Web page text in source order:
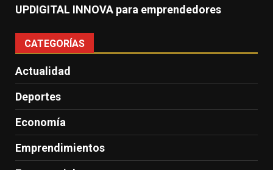
UPDIGITAL INNOVA para emprendedores
CATEGORÍAS
Actualidad
Deportes
Economía
Emprendimientos